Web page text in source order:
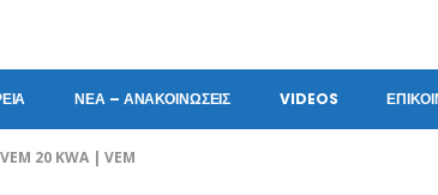
ΝΈΑ – ΑΝΑΚΟΙΝΏΣΕΙΣ VIDEOS
20 KWA | VEM